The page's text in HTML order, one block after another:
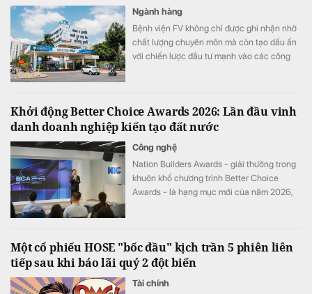
Ngành hàng
Bệnh viện FV không chỉ được ghi nhận nhờ
chất lượng chuyên môn mà còn tạo dấu ấn
với chiến lược đầu tư mạnh vào các công
Khởi động Better Choice Awards 2026: Lần đầu vinh
danh doanh nghiệp kiến tạo đất nước
Công nghệ
Nation Builders Awards - giải thưởng trong
khuôn khổ chương trình Better Choice
Awards - là hạng mục mới của năm 2026,
Một cổ phiếu HOSE "bốc đầu" kịch trần 5 phiên liên
tiếp sau khi báo lãi quý 2 đột biến
Tài chính